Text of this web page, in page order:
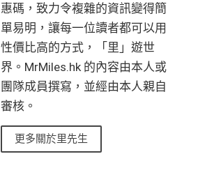
惠碼，致力令複雜的資訊變得簡
單易明，讓每一位讀者都可以用
性價比高的方式，「里」遊世
界。MrMiles.hk 的內容由本人或
團隊成員撰寫，並經由本人親自
審核。
更多關於里先生